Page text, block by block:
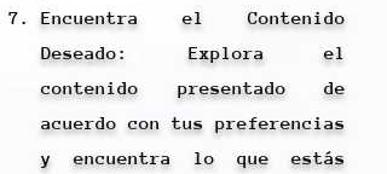
Encuentra el Contenido
Deseado: Explora el
contenido presentado de
acuerdo con tus preferencias
y encuentra lo que estás